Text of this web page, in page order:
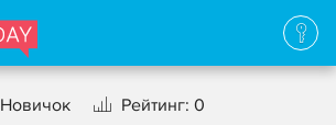
Новичок Рейтинг: 0